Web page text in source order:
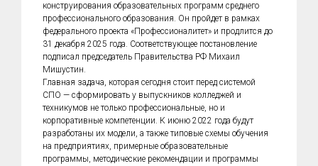
конструирования образовательных программ среднего
профессионального образования. Он пройдет в рамках
федерального проекта «Профессионалитет» и продлится до
31 декабря 2025 года. Соответствующее постановление
подписал председатель Правительства РФ Михаил
Мишустин.
Главная задача, которая сегодня стоит перед системой
СПО — сформировать у выпускников колледжей и
техникумов не только профессиональные, но и
корпоративные компетенции. К июню 2022 года будут
разработаны их модели, а также типовые схемы обучения
на предприятиях, примерные образовательные
программы, методические рекомендации и программы